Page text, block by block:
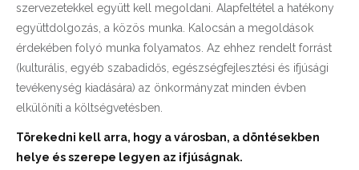
szervezetekkel együtt kell megoldani. Alapfeltétel a hatékony
együttdolgozás, a közös munka. Kalocsán a megoldások
érdekében folyó munka folyamatos. Az ehhez rendelt forrást
(kulturális, egyéb szabadidős, egészségfejlesztési és ifjúsági
tevékenység kiadására) az önkormányzat minden évben
elkülöníti a költségvetésben.
Törekedni kell arra, hogy a városban, a döntésekben
helye és szerepe legyen az ifjúságnak.